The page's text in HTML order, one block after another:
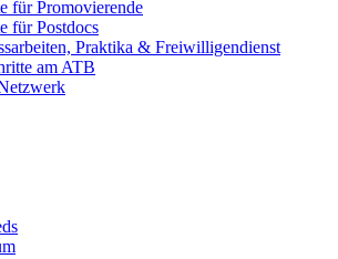
für Promovierende
für Postdocs
Praktika & Freiwilligendienst
am ATB